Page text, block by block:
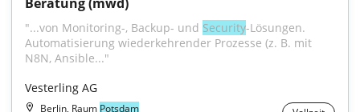
"...von Monitoring-, Backup- und Security-Lösungen.
Automatisierung wiederkehrender Prozesse (z. B. mit
N8N, Ansible..."
Vesterling AG
Berlin, Raum Potsdam